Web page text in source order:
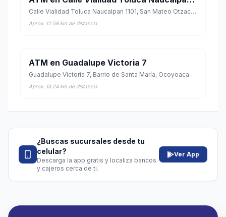
Calle Vialidad Toluca Naucalpan 1101, San Mateo Otzacatipan, Toluca, México
Aprox. 12.58 km de distancia
ATM en Guadalupe Victoria 7
Guadalupe Victoria 7, Barrio de Santa María, Ocoyoacac, México
Aprox. 13.24 km de distancia
¿Buscas sucursales desde tu
celular?
Descarga la app gratis y localiza bancos
y cajeros cerca de ti.
Ver App